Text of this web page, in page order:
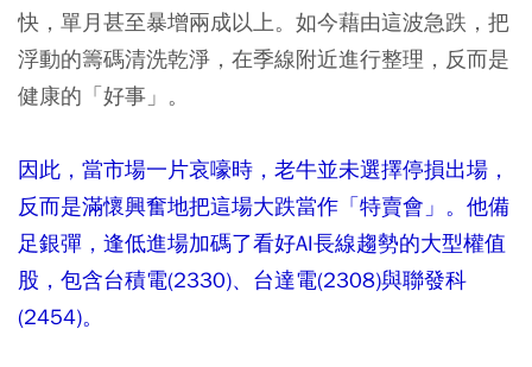
快，單月甚至暴增兩成以上。如今藉由這波急跌，把
浮動的籌碼清洗乾淨， 在季線附近進行整理，反而是
健康的「好事」。
因此，當市場一片哀嚎時，老牛並未選擇停損出場，
反而是滿懷興奮地把這場大跌當作「特賣會」。他備
足銀彈，逢低進場加碼了看好AI長線趨勢的大型權值
股，包含台積電(2330)、台達電(2308)與聯發科
(2454)。